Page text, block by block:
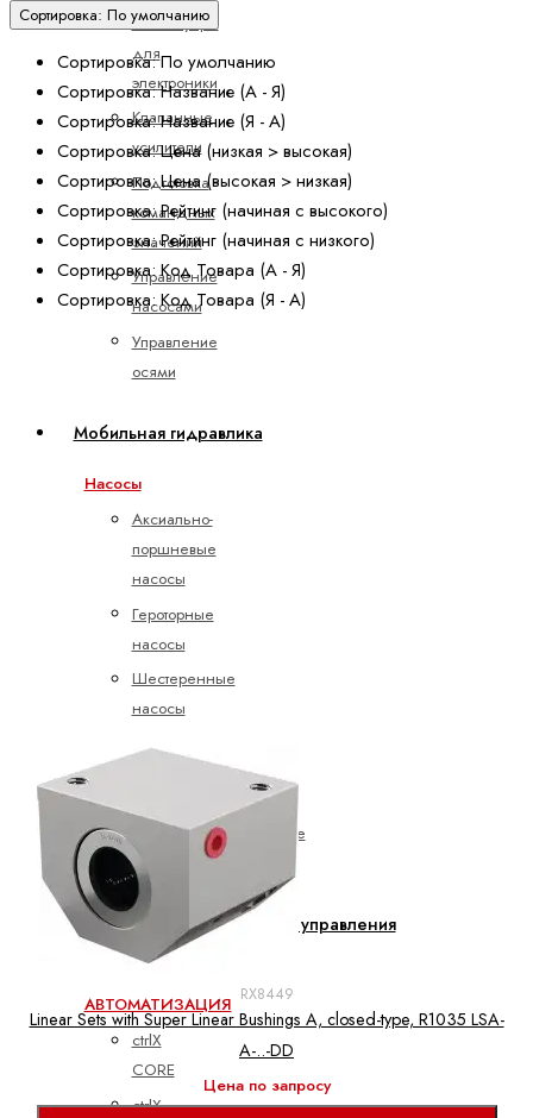
Аксессуары
для
электроники
Клапанные
усилители
Подготовка
командных
значений
Управление
насосами
Управление
осями
Мобильная гидравлика
Насосы
Аксиально-
поршневые
насосы
Героторные
насосы
Шестеренные
насосы
внешним
Электрогидравлические
насосы
Электроприводы и системы управления
АВТОМАТИЗАЦИЯ
ctrlX
CORE
ctrlX
Сортировка: По умолчанию
Сортировка: По умолчанию
Сортировка: Название (А - Я)
Сортировка: Название (Я - А)
Сортировка: Цена (низкая > высокая)
Сортировка: Цена (высокая > низкая)
Сортировка: Рейтинг (начиная с высокого)
Сортировка: Рейтинг (начиная с низкого)
Сортировка: Код Товара (А - Я)
Сортировка: Код Товара (Я - А)
RX8449
Linear Sets with Super Linear Bushings A, closed-type, R1035 LSA-
A-..-DD
Цена по запросу